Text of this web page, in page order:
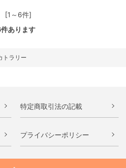
[1～6件]
件あります
トラリー
特定商取引法の記載
プライバシーポリシー